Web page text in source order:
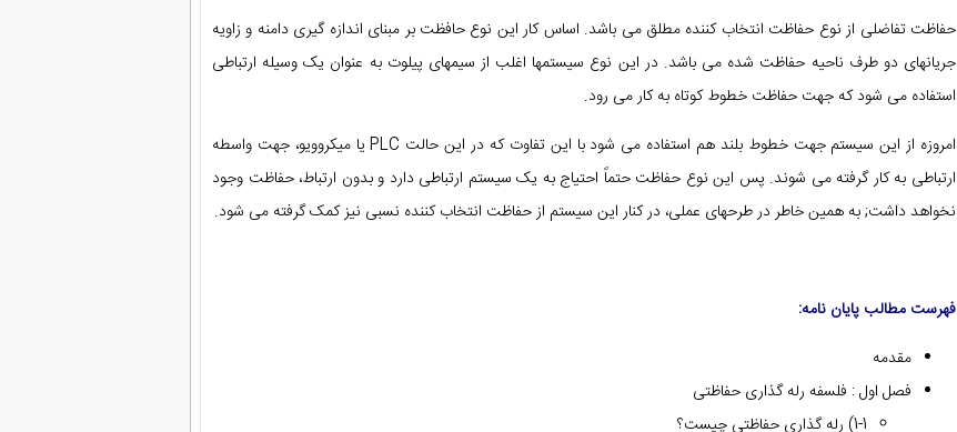
حفاظت تفاضلی از نوع حفاظت انتخاب کننده مطلق می باشد. اساس کار این نوع حافظت بر مبنای اندازه گیری دامنه و زاویه
جریانهای دو طرف ناحیه حفاظت شده می باشد. در این نوع سیستمها اغلب از سیمهای پیلوت به عنوان یک وسیله ارتباطی
استفاده می شود که جهت حفاظت خطوط کوتاه به کار می رود.
امروزه از این سیستم جهت خطوط بلند هم استفاده می شود با این تفاوت که در این حالت PLC یا میکروویو، جهت واسطه
ارتباطی به کار گرفته می شوند. پس این نوع حفاظت حتماً احتیاج به یک سیستم ارتباطی دارد و بدون ارتباط، حفاظت وجود
نخواهد داشت; به همین خاطر در طرحهای عملی، در کنار این سیستم از حفاظت انتخاب کننده نسبی نیز کمک گرفته می شود.
فهرست مطالب پایان نامه:
مقدمه
فصل اول : فلسفه رله گذاری حفاظتی
1-1) رله گذاری حفاظتی چیست؟